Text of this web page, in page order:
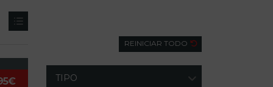
REINICIAR TODO
TIPO